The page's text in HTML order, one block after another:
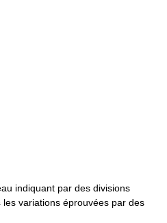
indiquant par des divisions
variations éprouvées par des